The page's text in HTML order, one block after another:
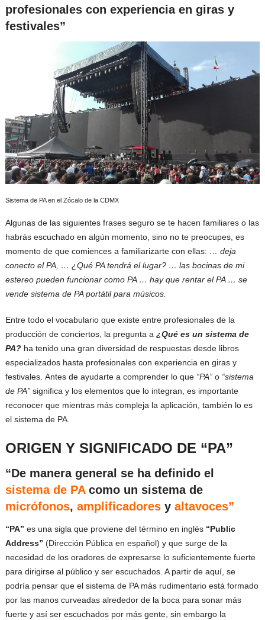
profesionales con experiencia en giras y
festivales”
Sistema de PA en el Zócalo de la CDMX
Algunas de las siguientes frases seguro se te hacen familiares o las
habrás escuchado en algún momento, sino no te preocupes, es
momento de que comiences a familiarizarte con ellas: … deja
conecto el PA, … ¿Qué PA tendrá el lugar? … las bocinas de mi
estereo pueden funcionar como PA … hay que rentar el PA … se
vende sistema de PA portátil para músicos.
Entre todo el vocabulario que existe entre profesionales de la
producción de conciertos, la pregunta a ¿Qué es un sistema de
PA?ha tenido una gran diversidad de respuestas desde libros
especializados hasta profesionales con experiencia en giras y
festivales. Antes de ayudarte a comprender lo que “PA”o “sistema
de PA”significa y los elementos que lo integran, es importante
reconocer que mientras más compleja la aplicación, también lo es
el sistema de PA.
ORIGEN Y SIGNIFICADO DE “PA”
“De manera general se ha definido el
sistema de PAcomo un sistema de
micrófonos, amplificadoresy altavoces”
“PA” es una sigla que proviene del término en inglés “Public
Address” (Dirección Pública en español) y que surge de la
necesidad de los oradores de expresarse lo suficientemente fuerte
para dirigirse al público y ser escuchados. A partir de aquí, se
podría pensar que el sistema de PA más rudimentario está formado
por las manos curveadas alrededor de la boca para sonar más
fuerte y así ser escuchados por más gente, sin embargo la